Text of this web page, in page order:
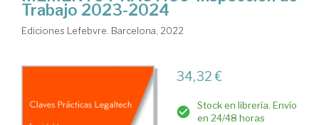
Trabajo 2023-2024
Ediciones Lefebvre. Barcelona, 2022
34,32 €
Stock en librería. Envío
en 24/48 horas